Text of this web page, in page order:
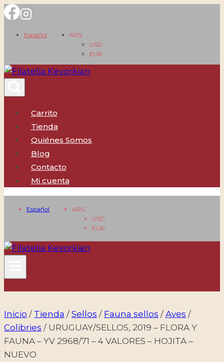
Saltar
contenido
Español
ARS
USD
EUR
Carrito
Tienda
Quiénes Somos
Blog
Contacto
Mi cuenta
Español
ARS
USD
EUR
Inicio / Tienda / Sellos / Fauna sellos / Aves /
Colibries / URUGUAY/SELLOS, 2019 – FLORA Y
FAUNA – YV 2968/71 – 4 VALORES – HOJITA –
NUEVO